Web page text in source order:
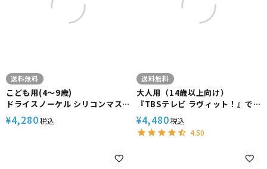
送料無料
こども用(4～9歳)
ドライスノーケル シリコンマス
ク コンパクトフィン メッシュバ
ッグ付き
¥4,280税込
送料無料
大人用（14歳以上向け）
『TBSテレビ ラヴィット！』で
紹介された フルフェイスマスク
HeleiWaho ヘレイワホ ALOHA
フルフェイス ドライシュノーケ
¥4,480税込
4.50